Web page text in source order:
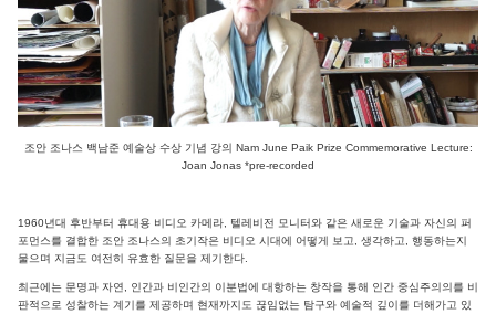
조안 조나스 백남준 예술상 수상 기념 강의 Nam June Paik Prize Commemorative Lecture:
Joan Jonas *pre-recorded
1960년대 후반부터 휴대용 비디오 카메라, 텔레비전 모니터와 같은 새로운 기술과 자신의 퍼
포먼스를 결합한 조안 조나스의 초기작은 비디오 시대에 어떻게 보고, 생각하고, 행동하는지
물으며 지금도 여전히 유효한 질문을 제기한다.
최근에는 문명과 자연, 인간과 비인간의 이분법에 대항하는 창작을 통해 인간 중심주의의를 비
판적으로 성찰하는 계기를 제공하며 현재까지도 끊임없는 탐구와 예술적 깊이를 더해가고 있